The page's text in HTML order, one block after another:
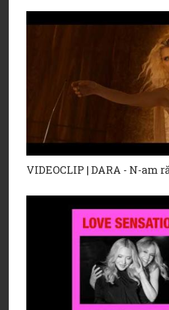
VIDEOCLIP | DARA - N-am